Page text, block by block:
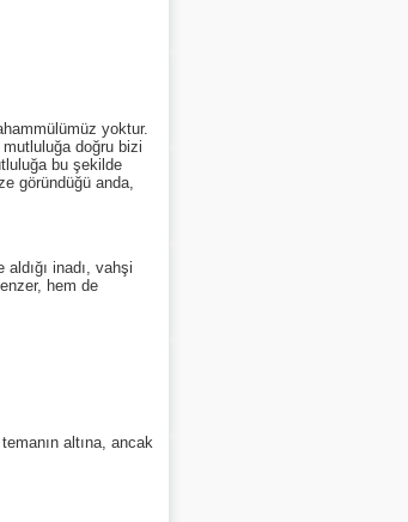
yoktur.
doğru bizi
bu şekilde
göründüğü anda,
inadı, vahşi
hem de
altına, ancak